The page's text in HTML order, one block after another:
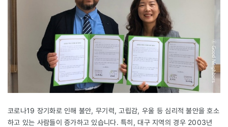
코로나19 장기화로 인해 불안, 무기력, 고립감, 우울 등 심리적 불안을 호소
하고 있는 사람들이 증가하고 있습니다. 특히, 대구 지역의 경우 2003년